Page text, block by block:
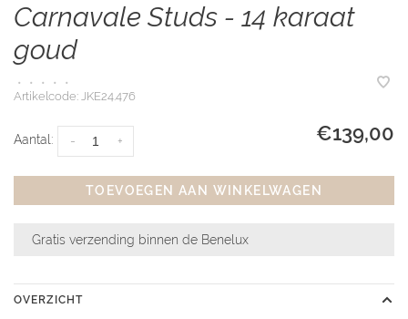
Carnavale Studs - 14 karaat
goud
• • • •
•
Artikelcode: JKE24.476
Aantal: +
- €139,00
TOEVOEGEN AAN WINKELWAGEN
Gratis verzending binnen de Benelux
OVERZICHT